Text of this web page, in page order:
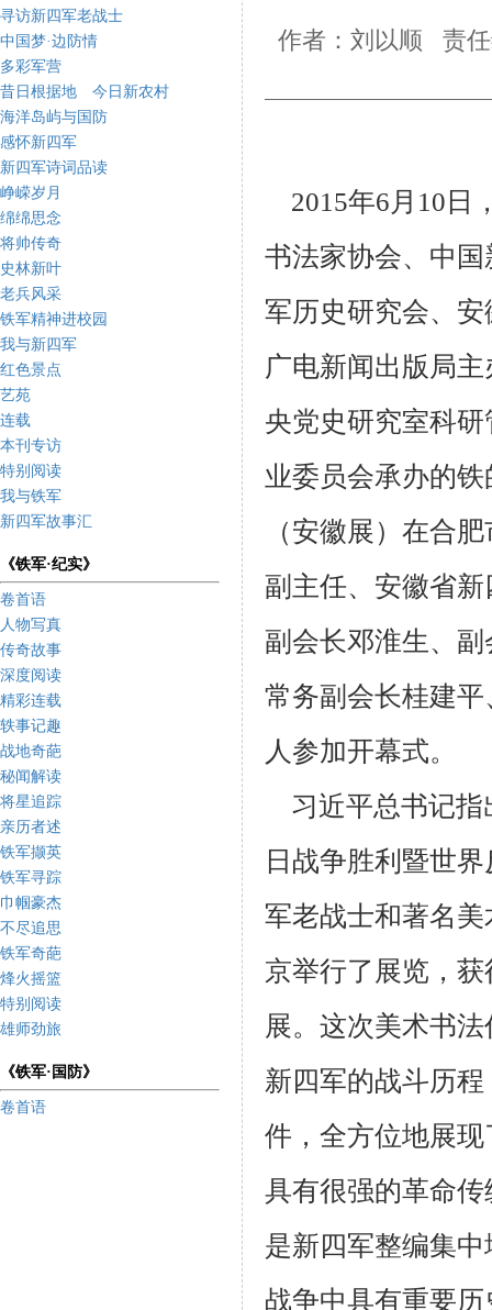
寻访新四军老战士
中国梦·边防情
多彩军营
昔日根据地 今日新农村
海洋岛屿与国防
感怀新四军
新四军诗词品读
峥嵘岁月
绵绵思念
将帅传奇
史林新叶
老兵风采
铁军精神进校园
我与新四军
红色景点
艺苑
连载
本刊专访
特别阅读
我与铁军
新四军故事汇
《铁军·纪实》
卷首语
人物写真
传奇故事
深度阅读
精彩连载
轶事记趣
战地奇葩
秘闻解读
将星追踪
亲历者述
铁军撷英
铁军寻踪
巾帼豪杰
不尽追思
铁军奇葩
烽火摇篮
特别阅读
雄师劲旅
《铁军·国防》
卷首语
作者：刘以顺 责
2015年6月 10 日
书法家协会、中
军历史研究会、
广电新闻出版局
央党史研究室科
业委员会承办的
（安徽展）在合
副主任、安徽省
副会长邓淮生、
常务副会长桂建
人参加开幕式。
习近平总书记指
日战争胜利暨世
军老战士和著名
京举行了展览，
展。这次美术书
新四军的战斗历
件，全方位地展
具有很强的革命
是新四军整编集
战争中具有重要